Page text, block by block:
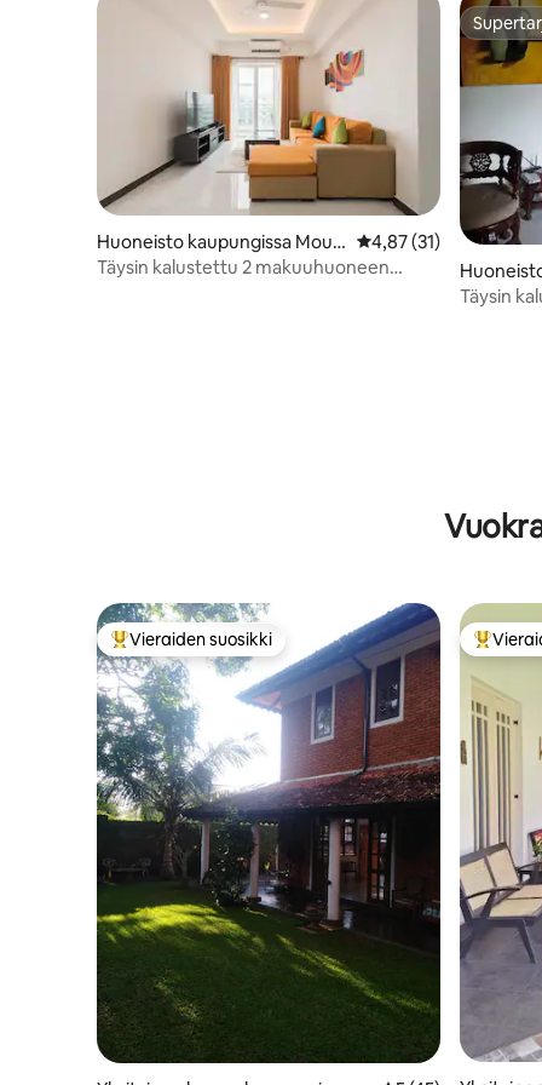
Huoneisto kaupungissa Moun
t Lavinia
Keskimääräinen arvio
4,87 (31)
Täysin kalustettu 2 makuuhuoneen
bo
Täysin
Vieraiden suosikkien parhaimmistoa
Vieraiden suosikki